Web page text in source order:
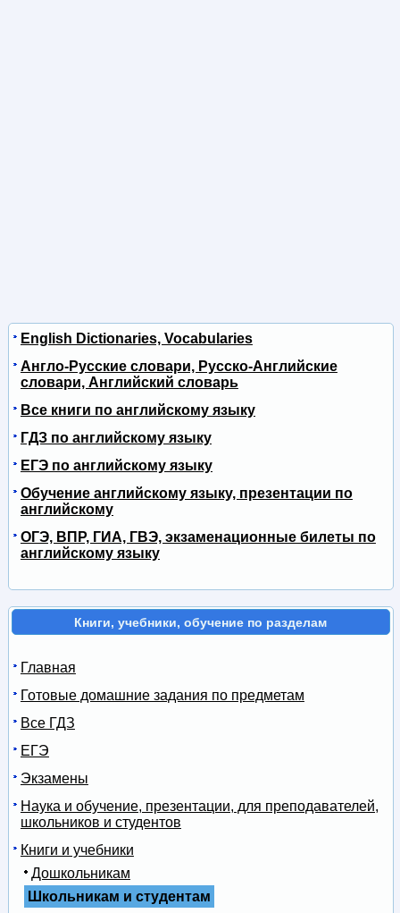
English Dictionaries, Vocabularies
Англо-Русские словари, Русско-Английские
словари, Английский словарь
Все книги по английскому языку
ГДЗ по английскому языку
ЕГЭ по английскому языку
Обучение английскому языку, презентации по
английскому
ОГЭ, ВПР, ГИА, ГВЭ, экзаменационные билеты по
английскому языку
Книги, учебники, обучение по разделам
Главная
Готовые домашние задания по предметам
Все ГДЗ
ЕГЭ
Экзамены
Наука и обучение, презентации, для преподавателей,
школьников и студентов
Книги и учебники
Дошкольникам
Школьникам и студентам